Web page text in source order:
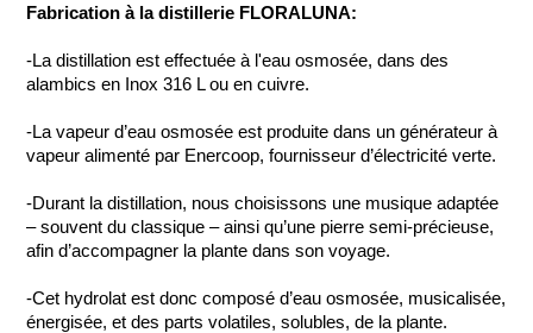
Fabrication à la distillerie FLORALUNA:
-La distillation est effectuée à l'eau osmosée, dans des
alambics en Inox 316 L ou en cuivre.
-La vapeur d’eau osmosée est produite dans un générateur à
vapeur alimenté par Enercoop, fournisseur d’électricité verte.
-Durant la distillation, nous choisissons une musique adaptée
– souvent du classique – ainsi qu’une pierre semi-précieuse,
afin d’accompagner la plante dans son voyage.
-Cet hydrolat est donc composé d’eau osmosée, musicalisée,
énergisée, et des parts volatiles, solubles, de la plante.